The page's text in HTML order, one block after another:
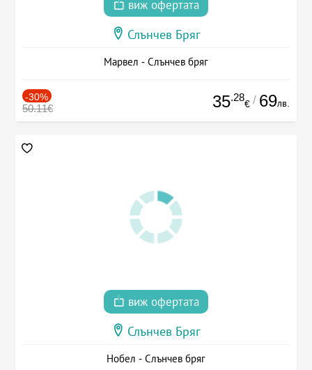
виж офертата
Слънчев Бряг
Марвел - Слънчев бряг
-30%
50.11€ 35.28
€ / 69лв.
виж офертата
Слънчев Бряг
Нобел - Слънчев бряг